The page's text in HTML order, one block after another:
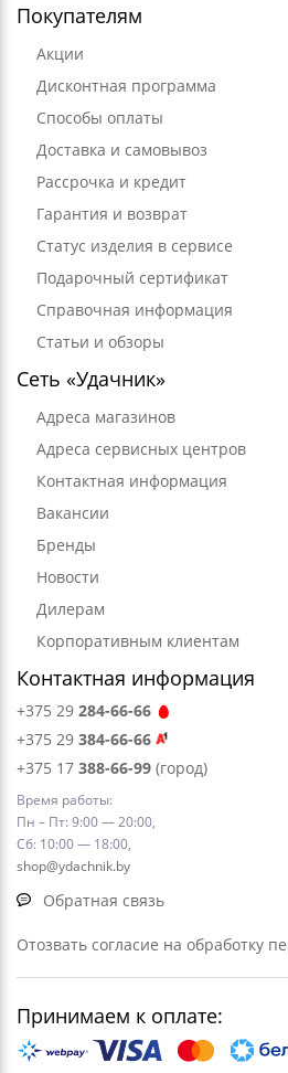
Покупателям
Акции
Дисконтная программа
Способы оплаты
Доставка и самовывоз
Рассрочка и кредит
Гарантия и возврат
Статус изделия в сервисе
Подарочный сертификат
Справочная информация
Статьи и обзоры
Сеть «Удачник»
Адреса магазинов
Адреса сервисных центров
Контактная информация
Вакансии
Бренды
Новости
Дилерам
Корпоративным клиентам
Контактная информация
+375 29 284-66-66
+375 29 384-66-66
+375 17 388-66-99 (город)
Время работы:
Пн – Пт: 9:00 — 20:00,
Сб: 10:00 — 18:00,
shop@ydachnik.by
Обратная связь
Отозвать согласие на обработку
Принимаем к оплате: